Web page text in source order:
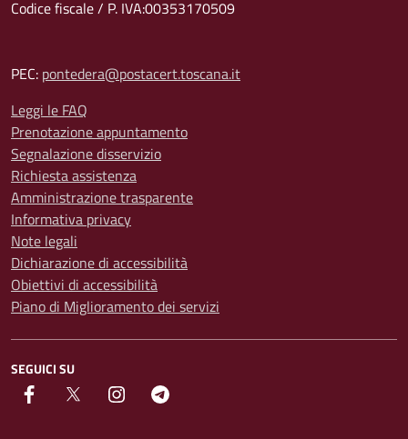
Codice fiscale / P. IVA:00353170509
PEC: pontedera@postacert.toscana.it
Leggi le FAQ
Prenotazione appuntamento
Segnalazione disservizio
Richiesta assistenza
Amministrazione trasparente
Informativa privacy
Note legali
Dichiarazione di accessibilità
Obiettivi di accessibilità
Piano di Miglioramento dei servizi
SEGUICI SU
facebook Twitter instagram